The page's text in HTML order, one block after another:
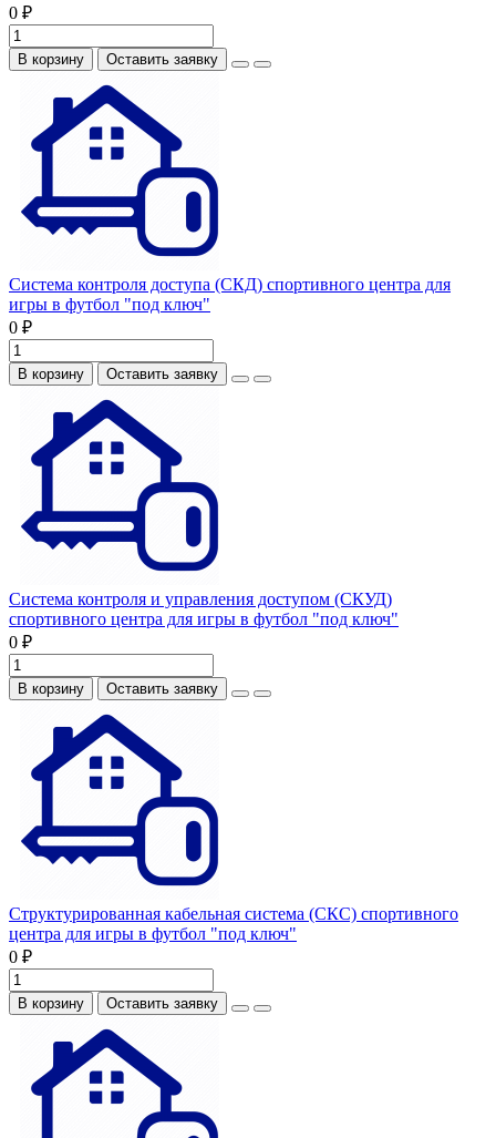
0 ₽
В корзину Оставить заявку
Система контроля доступа (СКД) спортивного центра для
игры в футбол "под ключ"
0 ₽
В корзину Оставить заявку
Система контроля и управления доступом (СКУД)
спортивного центра для игры в футбол "под ключ"
0 ₽
В корзину Оставить заявку
Структурированная кабельная система (СКС) спортивного
центра для игры в футбол "под ключ"
0 ₽
В корзину Оставить заявку